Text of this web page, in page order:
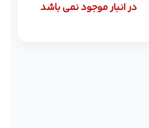
در انبار موجود نمی باشد